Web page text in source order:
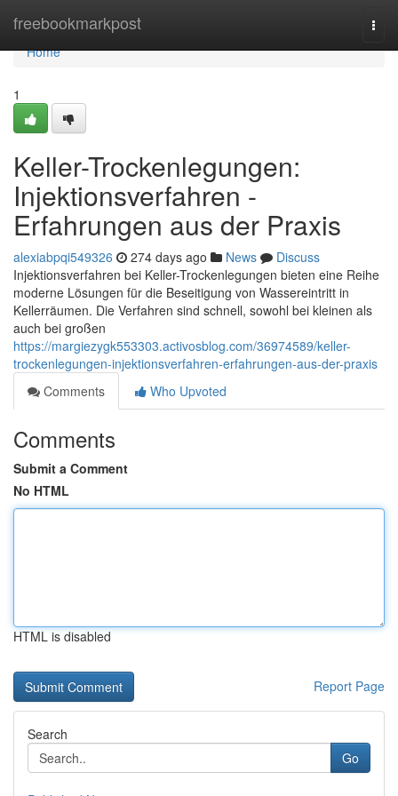
freebookmarkpost
Home
Home
1
Keller-Trockenlegungen:
Injektionsverfahren -
Erfahrungen aus der Praxis
alexiabpqi549326 274 days ago News
Discuss
Injektionsverfahren bei Keller-Trockenlegungen bieten eine Reihe
moderne Lösungen für die Beseitigung von Wassereintritt in
Kellerräumen. Die Verfahren sind schnell, sowohl bei kleinen als
auch bei großen
https://margiezygk553303.activosblog.com/36974589/keller-
trockenlegungen-injektionsverfahren-erfahrungen-aus-der-praxis
Comments
Who Upvoted
Comments
Submit a Comment
No HTML
HTML is disabled
Report Page
Search
Go